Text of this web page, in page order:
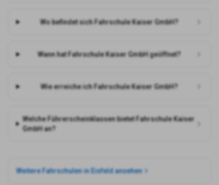
Wo befindet sich Fahrschule Kaiser GmbH?
Wann hat Fahrschule Kaiser GmbH geöffnet?
Wie erreiche ich Fahrschule Kaiser GmbH?
Welche Führerscheinklassen bietet Fahrschule Kaiser
GmbH an?
Weitere Fahrschulen in Eisfeldansehen